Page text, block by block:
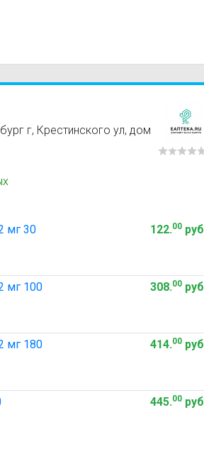
г, Крестинского ул, дом
мг 30
122.00руб
мг 100
308.00руб
мг 180
414.00руб
445.00руб